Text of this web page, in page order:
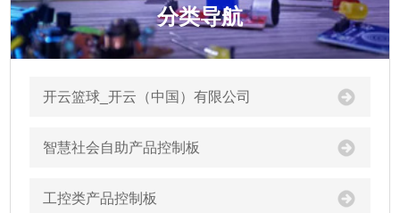
分类导航
开云篮球_开云（中国）有限公司
智慧社会自助产品控制板
工控类产品控制板